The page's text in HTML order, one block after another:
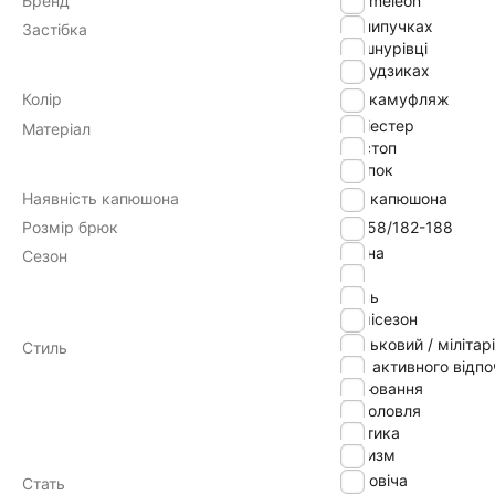
Застібка
на липучках
на шнурівці
на ґудзиках
Колір
камуфляж
Матеріал
поліестер
ріпстоп
хлопок
Наявність капюшона
без капюшона
Розмір брюк
56-58/182-188
Сезон
весна
літо
осінь
демісезон
Стиль
військовий / мілітарі
для активного
полювання
риболовля
тактика
туризм
Стать
Чоловіча